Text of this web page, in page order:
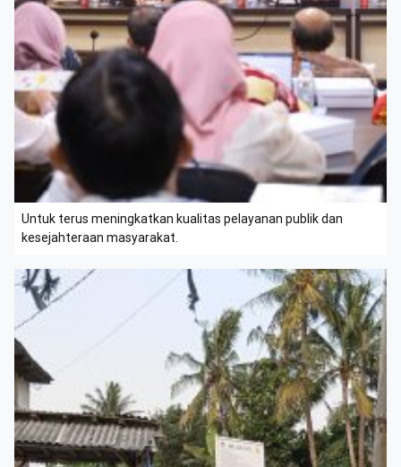
Untuk terus meningkatkan kualitas pelayanan publik dan
kesejahteraan masyarakat.